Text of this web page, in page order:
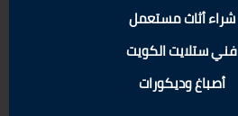
شراء أثاث مستعمل
فني ستلايت الكويت
أصباغ وديكورات